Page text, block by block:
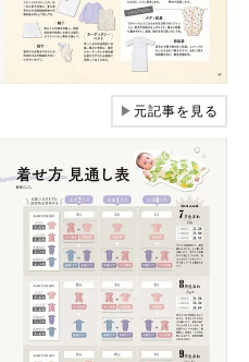
▶元記事を見る